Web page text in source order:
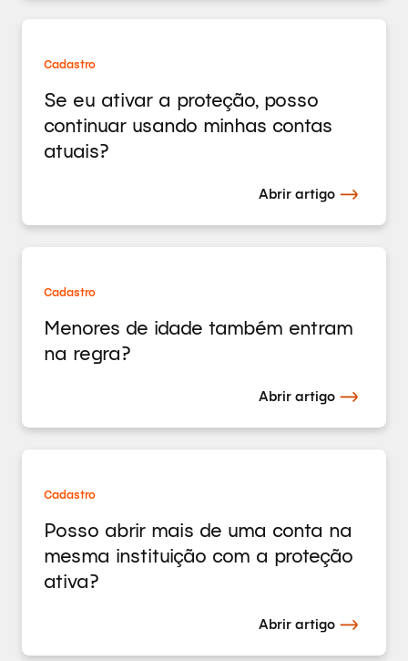
Cadastro
Se eu ativar a proteção, posso
continuar usando minhas contas
atuais?
Abrir artigo
Cadastro
Menores de idade também entram
na regra?
Abrir artigo
Cadastro
Posso abrir mais de uma conta na
mesma instituição com a proteção
ativa?
Abrir artigo